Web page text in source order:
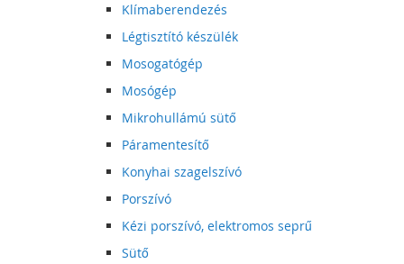
Klímaberendezés
Légtisztító készülék
Mosogatógép
Mosógép
Mikrohullámú sütő
Páramentesítő
Konyhai szagelszívó
Porszívó
Kézi porszívó, elektromos seprű
Sütő